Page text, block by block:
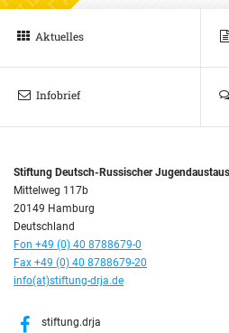
Aktuelles
Infobrief
Stiftung Deutsch-Russischer
Mittelweg 117b
20149 Hamburg
Deutschland
Fon +49 (0) 40 8788679-0
Fax +49 (0) 40 8788679-20
info(at)stiftung-drja.de
stiftung.drja